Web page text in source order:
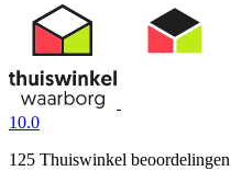
10.0
125 Thuiswinkel beoordelingen